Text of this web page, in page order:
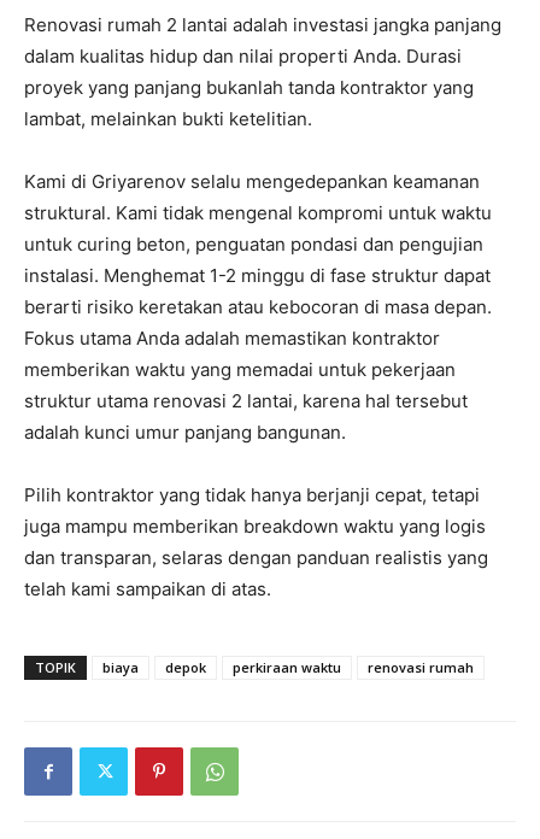
Renovasi rumah 2 lantai adalah investasi jangka panjang
dalam kualitas hidup dan nilai properti Anda. Durasi
proyek yang panjang bukanlah tanda kontraktor yang
lambat, melainkan bukti ketelitian.
Kami di Griyarenov selalu mengedepankan keamanan
struktural. Kami tidak mengenal kompromi untuk waktu
untuk curing beton, penguatan pondasi dan pengujian
instalasi. Menghemat 1-2 minggu di fase struktur dapat
berarti risiko keretakan atau kebocoran di masa depan.
Fokus utama Anda adalah memastikan kontraktor
memberikan waktu yang memadai untuk pekerjaan
struktur utama renovasi 2 lantai, karena hal tersebut
adalah kunci umur panjang bangunan.
Pilih kontraktor yang tidak hanya berjanji cepat, tetapi
juga mampu memberikan breakdown waktu yang logis
dan transparan, selaras dengan panduan realistis yang
telah kami sampaikan di atas.
TOPIK biaya depok perkiraan waktu renovasi rumah